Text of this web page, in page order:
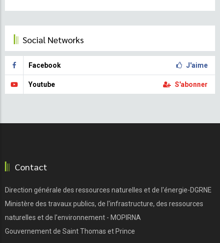
Social Networks
Facebook J'aime
Youtube S'abonner
Contact
Direction générale des ressources naturelles et de l'énergie-DGRNE
Ministère des travaux publics, de l'infrastructure, des ressources
naturelles et de l'environnement - MOPIRNA
Gouvernement de Saint Thomas et Prince